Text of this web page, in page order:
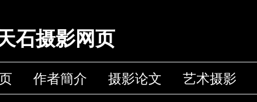
石摄影网页
作者簡介 摄影论文 艺术摄影